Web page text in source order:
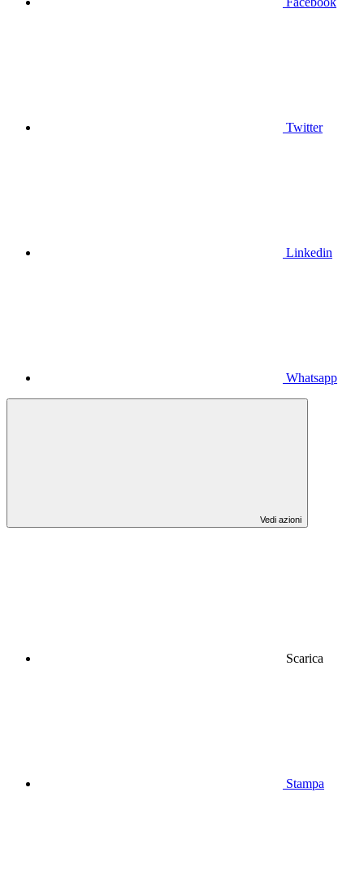
Twitter
Linkedin
Whatsapp
Vedi azioni
Scarica
Stampa